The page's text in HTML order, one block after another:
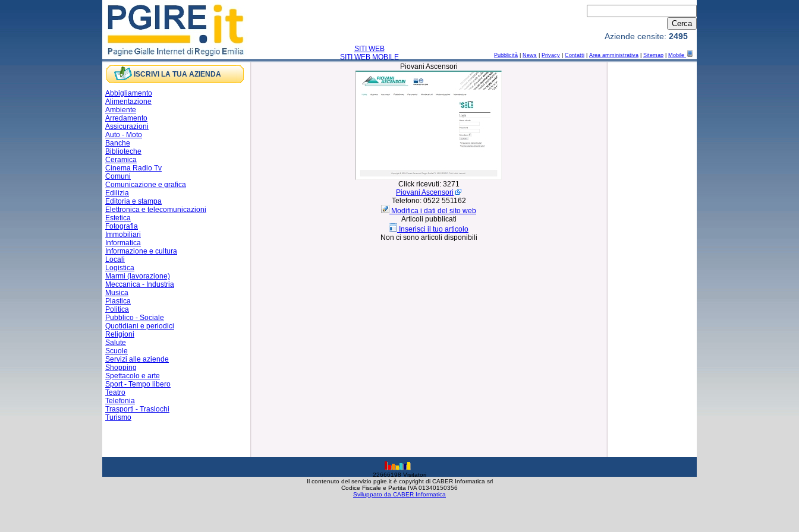
SITI WEB
SITI WEB MOBILE
Pubblicità News Privacy Contatti Area amministrativa Sitemap Mobile
Aziende censite: 2495
ISCRIVI LA TUA AZIENDA
Abbigliamento
Alimentazione
Ambiente
Arredamento
Assicurazioni
Auto - Moto
Banche
Biblioteche
Ceramica
Cinema Radio Tv
Comuni
Comunicazione e grafica
Edilizia
Editoria e stampa
Elettronica e telecomunicazioni
Estetica
Fotografia
Immobiliari
Informatica
Informazione e cultura
Locali
Logistica
Marmi (lavorazione)
Meccanica - Industria
Musica
Plastica
Politica
Pubblico - Sociale
Quotidiani e periodici
Religioni
Salute
Scuole
Servizi alle aziende
Shopping
Spettacolo e arte
Sport - Tempo libero
Teatro
Telefonia
Trasporti - Traslochi
Turismo
Piovani Ascensori
Click ricevuti: 3271
Piovani Ascensori
Telefono: 0522 551162
Modifica i dati del sito web
Articoli pubblicati
Inserisci il tuo articolo
Non ci sono articoli disponibili
22666198 Visitatori
Il contenuto del servizio pgire.it è copyright di CABER Informatica srl
Codice Fiscale e Partita IVA 01340150356
Sviluppato da CABER Informatica